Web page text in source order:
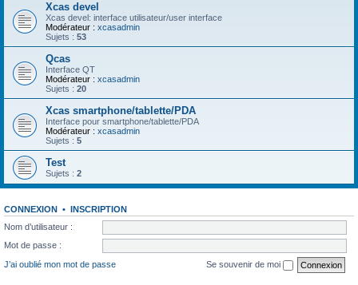
Xcas devel
Xcas devel: interface utilisateur/user interface
Modérateur : xcasadmin
Sujets : 53
Qcas
Interface QT
Modérateur : xcasadmin
Sujets : 20
Xcas smartphone/tablette/PDA
Interface pour smartphone/tablette/PDA
Modérateur : xcasadmin
Sujets : 5
Test
Sujets : 2
CONNEXION • INSCRIPTION
Nom d’utilisateur :
Mot de passe :
J’ai oublié mon mot de passe
Se souvenir de moi